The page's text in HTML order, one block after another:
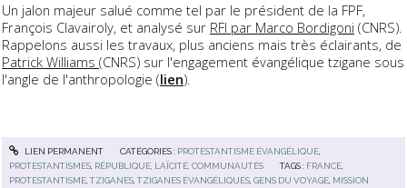
Un jalon majeur salué comme tel par le président de la FPF,
François Clavairoly, et analysé sur RFI par Marco Bordigoni (CNRS).
Rappelons aussi les travaux, plus anciens mais très éclairants, de
Patrick Williams (CNRS) sur l'engagement évangélique tzigane sous
l'angle de l'anthropologie (lien).
LIEN PERMANENT CATÉGORIES : PROTESTANTISME ÉVANGÉLIQUE,
PROTESTANTISMES RÉPUBLIQUE, LAÏCITÉ, COMMUNAUTÉS TAGS : FRANCE
PROTESTANTISME ,TZIGANES ,TZIGANES ÉVANGÉLIQUES ,GENS DU VOYAGE MISSION